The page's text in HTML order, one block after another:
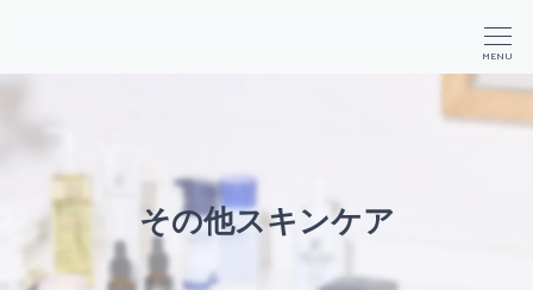
検
MENU
その他スキンケア